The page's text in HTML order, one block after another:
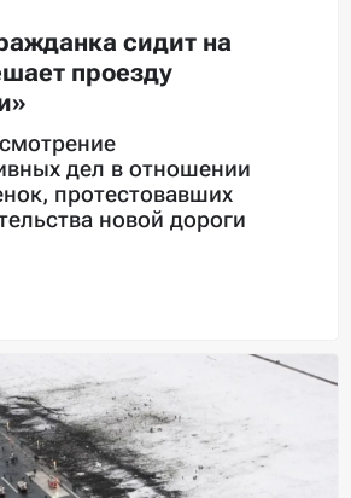
сидит на
проезду
дел в отношении
протестовавших
новой дороги